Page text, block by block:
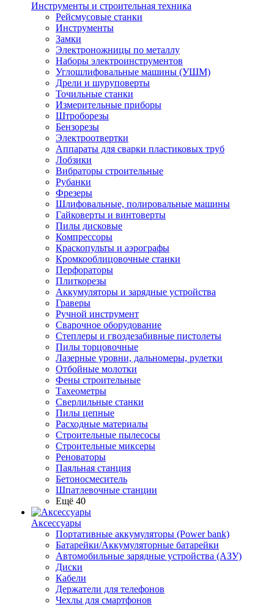
Инструменты и строительная техника
Рейсмусовые станки
Инструменты
Замки
Электроножницы по металлу
Наборы электроинструментов
Углошлифовальные машины (УШМ)
Дрели и шуруповерты
Точильные станки
Измерительные приборы
Штроборезы
Бензорезы
Электроотвертки
Аппараты для сварки пластиковых труб
Лобзики
Вибраторы строительные
Рубанки
Фрезеры
Шлифовальные, полировальные машины
Гайковерты и винтоверты
Пилы дисковые
Компрессоры
Краскопульты и аэрографы
Кромкооблицовочные станки
Перфораторы
Плиткорезы
Аккумуляторы и зарядные устройства
Граверы
Ручной инструмент
Сварочное оборудование
Степлеры и гвоздезабивные пистолеты
Пилы торцовочные
Лазерные уровни, дальномеры, рулетки
Отбойные молотки
Фены строительные
Тахеометры
Сверлильные станки
Пилы цепные
Расходные материалы
Строительные пылесосы
Строительные миксеры
Реноваторы
Паяльная станция
Бетоносмеситель
Шпатлевочные станции
Ещё 40
Аксессуары
Портативные аккумуляторы (Power bank)
Батарейки/Аккумуляторные батарейки
Автомобильные зарядные устройства (АЗУ)
Диски
Кабели
Держатели для телефонов
Чехлы для смартфонов